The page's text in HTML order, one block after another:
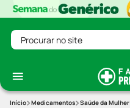
Procurar no site
Medicamentos Saúde da Mulher